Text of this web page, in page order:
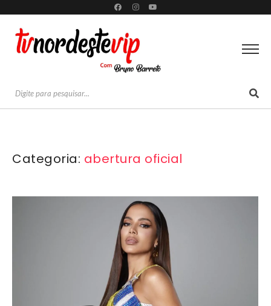
Categoria: abertura oficial